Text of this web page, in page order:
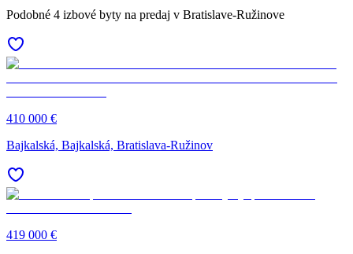
Podobné 4 izbové byty na predaj v Bratislave-Ružinove
410 000 €
Bajkalská, Bajkalská, Bratislava-Ružinov
419 000 €